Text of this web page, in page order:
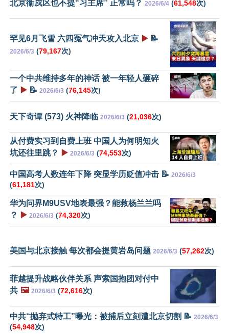
北京衞戍区也不提“习主席” 正常吗？ 2026/6/4 (61,548次)
罕见6月飞雪 六四冤气冲天攻入北京 ▶️ 📝
2026/6/3 (79,167次)
一个中共维持多年的神话 被一年轻人砸碎
了 ▶️ 📝 2026/6/3 (76,145次)
天下奇谭 (573) 火神降临 2026/6/3 (21,036次)
从付费实习到自费上班 中国人为何明知火
坑还往里跳？
▶️ 2026/6/3 (74,553次)
中国高考人数连年下降 突显学历贬值冲击 📝 2026/6/3
(61,181次)
华为问界M9USV地表最强？能救杨兰兰吗
？
▶️ 2026/6/3 (74,320次)
美国与北京接触 每次都会提黄岩岛问题 2026/6/3 (57,262次)
菲越提升战略伙伴关系 声索国抱团对付中
共 🖼️ 2026/6/3 (72,616次)
中共“抛弃式特工”曝光：被捕后立刻遭北京切割 📝 2026/6/3
(54,948次)